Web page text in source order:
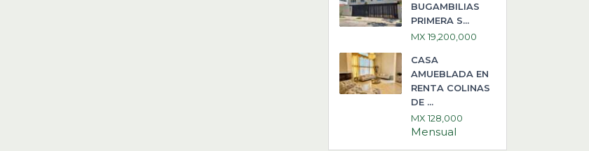
BUGAMBILIAS
PRIMERA S...
MX 19,200,000
CASA
AMUEBLADA EN
RENTA COLINAS
DE ...
MX 128,000
Mensual